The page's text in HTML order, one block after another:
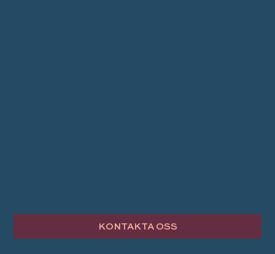
KONTAKTA OSS